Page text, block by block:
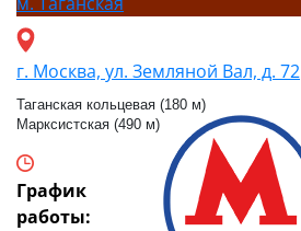
г. Москва, ул. Земляной Вал, д. 72
Таганская кольцевая (180 м)
Марксистская (490 м)
График
работы: